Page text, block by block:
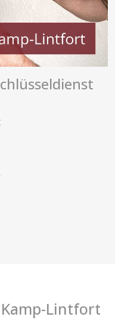
Lintfort